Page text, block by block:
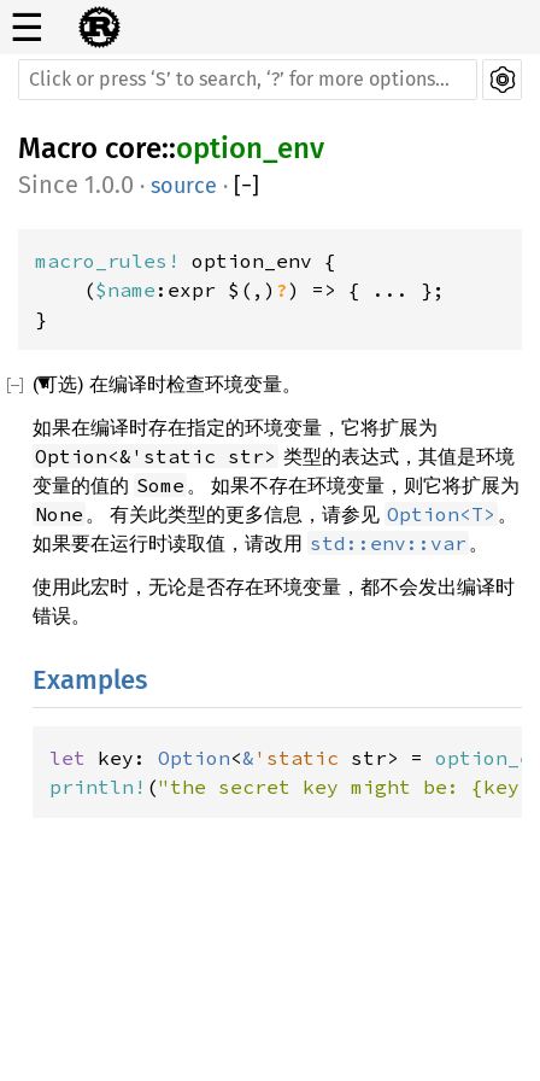
☰
Macro core::option_env
1.0.0 · source · [−]
macro_rules! option_env {
    (
$name :expr $(,) ?) => { ... };
}
(可选) 在编译时检查环境变量。
如果在编译时存在指定的环境变量，它将扩展为
Option<&'static str> 类型的表达式，其值是环境
变量的值的 Some 。 如果不存在环境变量，则它将扩展为
None 。 有关此类型的更多信息，请参见 Option<T> 。
如果要在运行时读取值，请改用 std::env::var 。
使用此宏时，无论是否存在环境变量，都不会发出编译时
错误。
Examples
let key: Option<& 'static str> =
println! ("the secret key might be: